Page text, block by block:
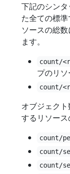
下記のシン
た全ての標
ソースの総
ます。
count/
プのリ
count/
オブジェク
するリソース
count/
count/
count/